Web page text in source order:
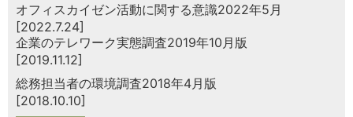
オフィスカイゼン活動に関する意識2022年5月
[2022.7.24]
企業のテレワーク実態調査2019年10月版
[2019.11.12]
総務担当者の環境調査2018年4月版
[2018.10.10]